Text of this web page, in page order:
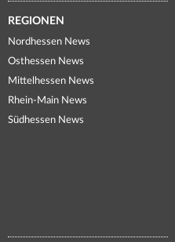
REGIONEN
Nordhessen News
Osthessen News
Mittelhessen News
Rhein-Main News
Südhessen News